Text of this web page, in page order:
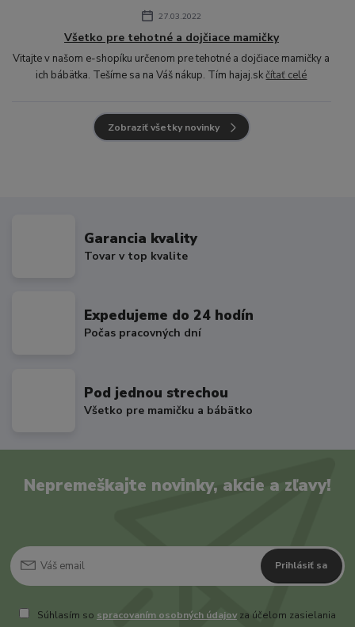
27.03.2022
Všetko pre tehotné a dojčiace mamičky
Vitajte v našom e-shopíku určenom pre tehotné a dojčiace mamičky a
ich bábätka. Tešíme sa na Váš nákup. Tím hajaj.skčítať celé
Zobraziť všetky novinky
Garancia kvality
Tovar v top kvalite
Expedujeme do 24 hodín
Počas pracovných dní
Pod jednou strechou
Všetko pre mamičku a bábätko
Nepremeškajte novinky, akcie a zľavy!
Prihlásiť sa
Súhlasím so spracovaním osobných údajovza účelom zasielania